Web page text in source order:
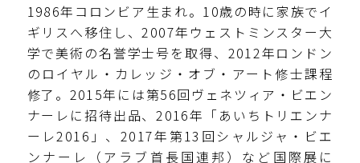
1986年コロンビア生まれ。10歳の時に家族でイ
ギリスへ移住し、2007年ウェストミンスター大
学で美術の名誉学士号を取得、2012年ロンドン
のロイヤル・カレッジ・オブ・アート修士課程
修了。2015年には第56回ヴェネツィア・ビエン
ナーレに招待出品、2016年「あいちトリエンナ
ーレ2016」、2017年第13回シャルジャ・ビエ
ンナーレ（アラブ首長国連邦）など国際展に